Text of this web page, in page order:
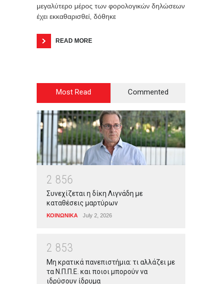
μεγαλύτερο μέρος των φορολογικών δηλώσεων
έχει εκκαθαρισθεί, δόθηκε
READ MORE
Most Read Commented
2 856
Συνεχίζεται η δίκη Λιγνάδη με
καταθέσεις μαρτύρων
ΚΟΙΝΩΝΙΚΑ July 2, 2026
2 853
Μη κρατικά πανεπιστήμια: τι αλλάζει με
τα Ν.Π.Π.Ε. και ποιοι μπορούν να
ιδρύσουν ίδρυμα